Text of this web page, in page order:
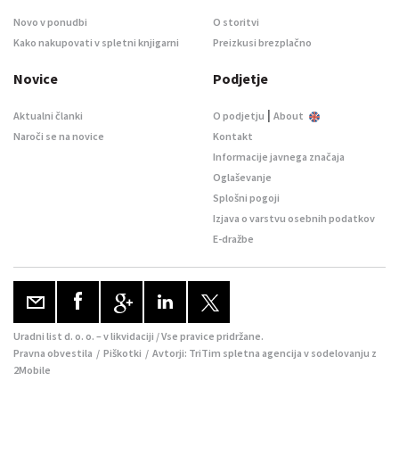
Novo v ponudbi
Kako nakupovati v spletni knjigarni
O storitvi
Preizkusi brezplačno
Novice
Aktualni članki
Naroči se na novice
Podjetje
O podjetju | About
Kontakt
Informacije javnega značaja
Oglaševanje
Splošni pogoji
Izjava o varstvu osebnih podatkov
E-dražbe
Uradni list d. o. o. – v likvidaciji / Vse pravice pridržane.
Pravna obvestila / Piškotki / Avtorji: TriTim spletna agencija v sodelovanju z
2Mobile